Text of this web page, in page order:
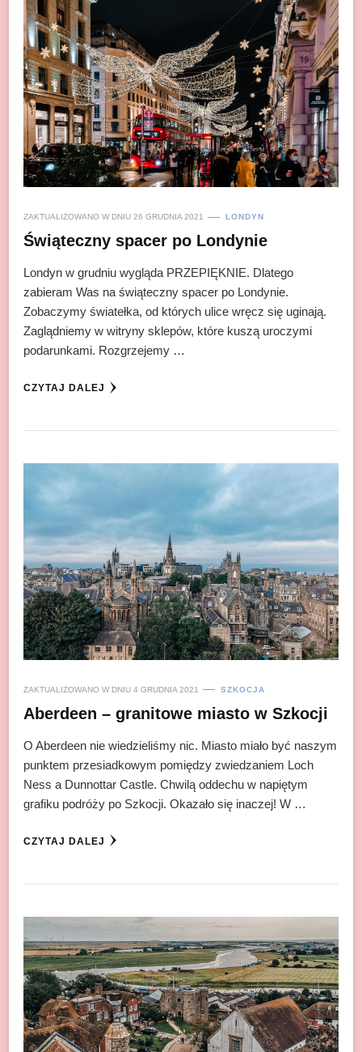
ZAKTUALIZOWANO W DNIU 26 GRUDNIA 2021 LONDYN
Świąteczny spacer po Londynie
Londyn w grudniu wygląda PRZEPIĘKNIE. Dlatego
zabieram Was na świąteczny spacer po Londynie.
Zobaczymy światełka, od których ulice wręcz się uginają.
Zaglądniemy w witryny sklepów, które kuszą uroczymi
podarunkami. Rozgrzejemy …
CZYTAJ DALEJ
ZAKTUALIZOWANO W DNIU 4 GRUDNIA 2021 SZKOCJA
Aberdeen – granitowe miasto w Szkocji
O Aberdeen nie wiedzieliśmy nic. Miasto miało być naszym
punktem przesiadkowym pomiędzy zwiedzaniem Loch
Ness a Dunnottar Castle. Chwilą oddechu w napiętym
grafiku podróży po Szkocji. Okazało się inaczej! W …
CZYTAJ DALEJ